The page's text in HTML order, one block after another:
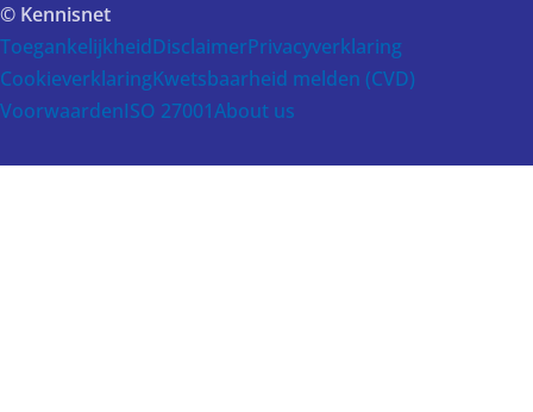
© Kennisnet
ToegankelijkheidDisclaimerPrivacyverklaring
CookieverklaringKwetsbaarheid melden (CVD)
VoorwaardenISO 27001About us